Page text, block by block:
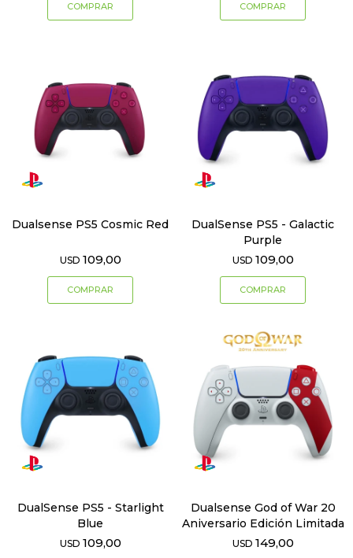
Dualsense PS5 Cosmic Red
USD 109,00
DualSense PS5 - Galactic
Purple
USD 109,00
DualSense PS5 - Starlight
Blue
USD 109,00
Dualsense God of War 20
Aniversario Edición Limitada
USD 149,00